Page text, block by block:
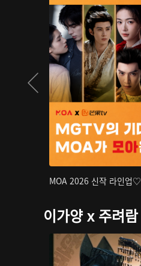
MOA 2026 신작 라인업♡
이가양 x 주려람